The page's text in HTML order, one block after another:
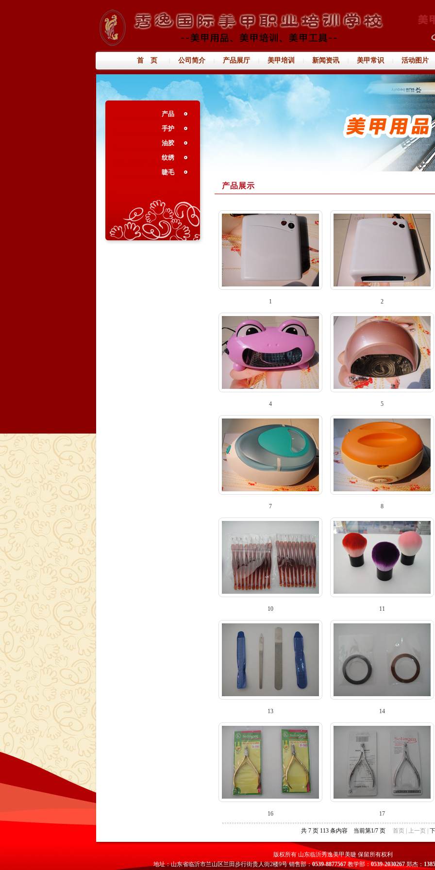
首 页 公司简介 产品展厅 美甲培训 新闻资讯 美甲常识 活动图片
产品
手护
油胶
纹绣
睫毛
产品展示
1 2
4 5
7 8
10 11
13 14
16 17
共 7 页 113 条内容 当前第1/7 页 首页 | 上一页 |
版权所有 山东临沂秀逸美甲美睫 保留所有权利
地址：山东省临沂市兰山区兰田步行街贵人街2楼9号 销售部：0539-8877567教学部： 0539-2030267郑杰：